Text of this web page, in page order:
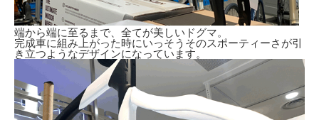
端から端に至るまで、全てが美しいドグマ。
完成車に組み上がった時にいっそうそのスポーティーさが引
き立つようなデザインになっています。